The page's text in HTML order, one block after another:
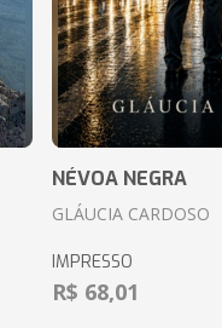
NÉVOA NEGRA
GLÁUCIA CARDOSO
IMPRESSO
R$ 68,01